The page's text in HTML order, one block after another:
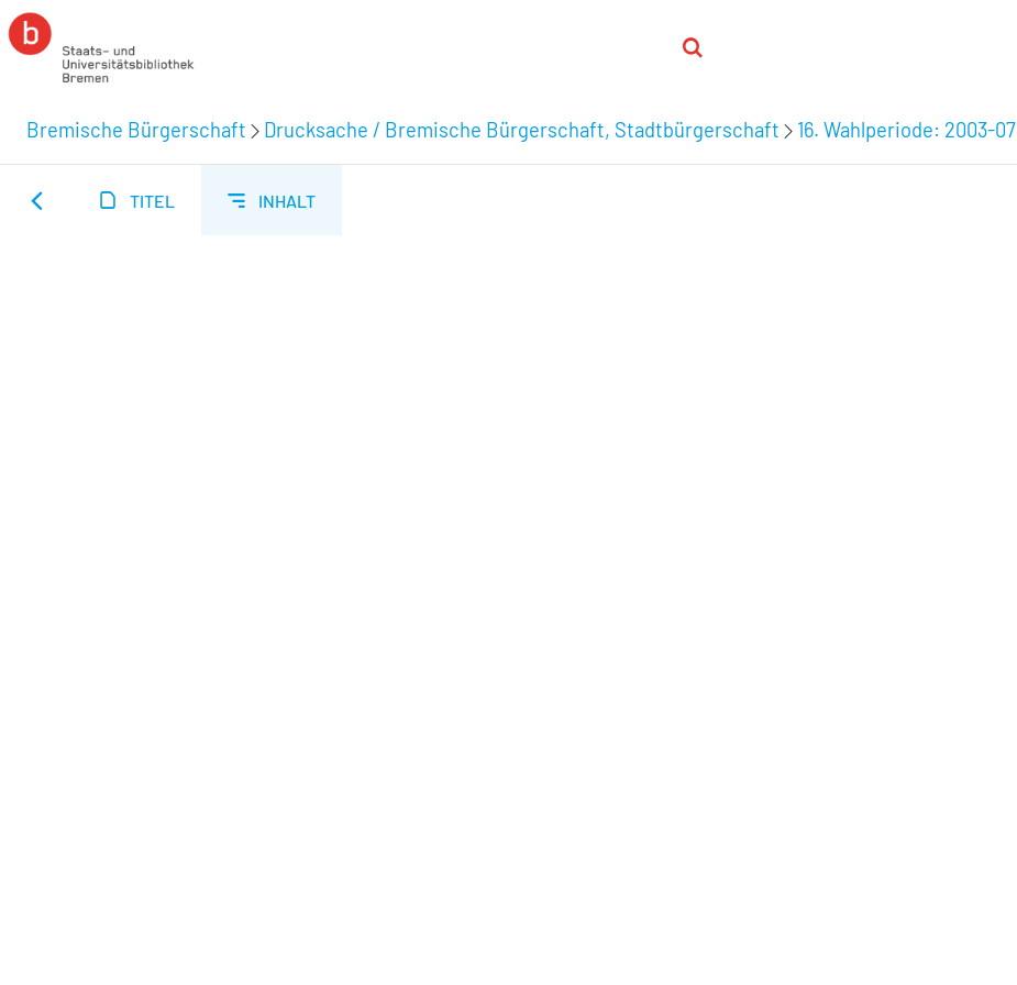
Bremische Bürgerschaft Drucksache / Bremische Bürgerschaft, Stadtbürgerschaft 16. Wahlperiode: 2003-07
TITEL INHALT